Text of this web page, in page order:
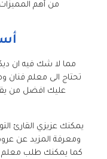
من أهم
مما لا شك فيه ان
تحتاج الى معلم فنان
عليك افضل من
يمكنك عزيزي القارئ
ومعرفة المزيد عن
كما يمكنك طلب معلم